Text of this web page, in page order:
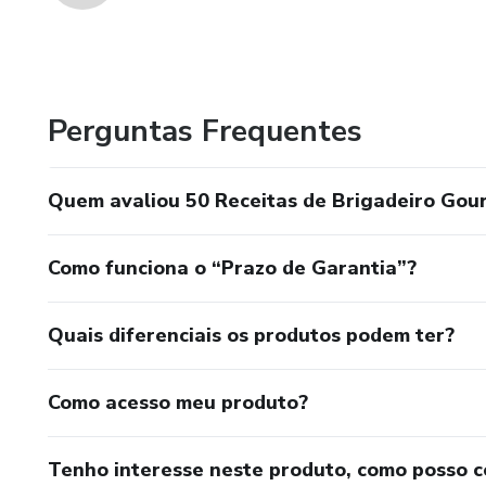
Perguntas Frequentes
Quem avaliou 50 Receitas de Brigadeiro
Como funciona o “Prazo de Garantia”?
Quais diferenciais os produtos podem ter?
Como acesso meu produto?
Tenho interesse neste produto, como posso